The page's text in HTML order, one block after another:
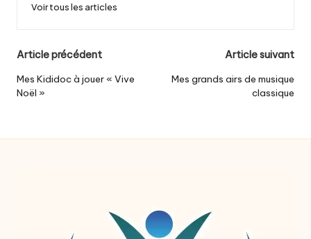
Voir tous les articles
Post
navigation
Article précédent
Mes Kididoc à jouer « Vive
Noël »
Article suivant
Mes grands airs de musique
classique